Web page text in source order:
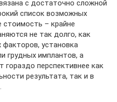
с достаточно сложной
список возможных
стоимость – крайне
не так долго, как
установка
грудных имплантов, а
гораздо перспективнее как
результата, так и в